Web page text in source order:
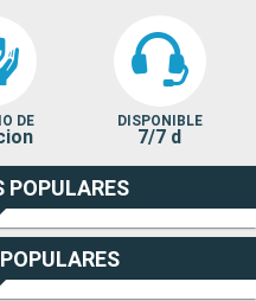
DE DISPONIBLE
7/7 d
POPULARES